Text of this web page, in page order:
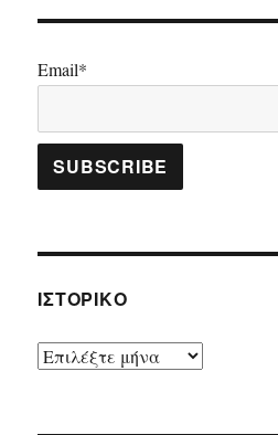
Email*
ΙΣΤΟΡΙΚΌ
Ιστορικό